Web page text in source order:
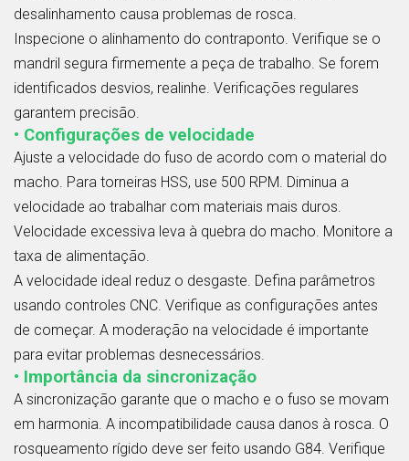
desalinhamento causa problemas de rosca.
Inspecione o alinhamento do contraponto. Verifique se o
mandril segura firmemente a peça de trabalho. Se forem
identificados desvios, realinhe. Verificações regulares
garantem precisão.
• Configurações de velocidade
Ajuste a velocidade do fuso de acordo com o material do
macho. Para torneiras HSS, use 500 RPM. Diminua a
velocidade ao trabalhar com materiais mais duros.
Velocidade excessiva leva à quebra do macho. Monitore a
taxa de alimentação.
A velocidade ideal reduz o desgaste. Defina parâmetros
usando controles CNC. Verifique as configurações antes
de começar. A moderação na velocidade é importante
para evitar problemas desnecessários.
• Importância da sincronização
A sincronização garante que o macho e o fuso se movam
em harmonia. A incompatibilidade causa danos à rosca. O
rosqueamento rígido deve ser feito usando G84. Verifique